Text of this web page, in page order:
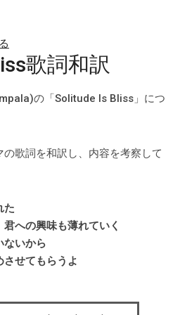
歌詞和訳
の「Solitude Is Bliss」につ
歌詞を和訳し、内容を考察して
た
への興味も薄れていく
ないから
させてもらうよ